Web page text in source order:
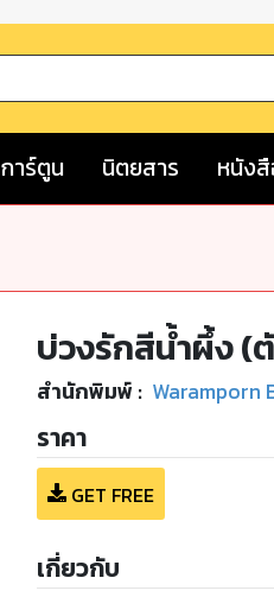
การ์ตูน นิตยสาร หนัง
บ่วงรักสีน้ำผึ้ง (
สำนักพิมพ์ : Waramporn
ราคา
GET FREE
เกี่ยวกับ